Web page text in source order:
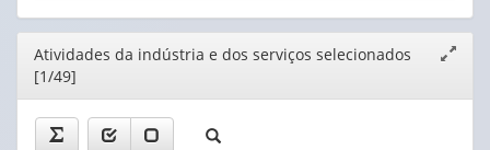
Editor
Atividades da indústria e dos serviços selecionados
[1/49]